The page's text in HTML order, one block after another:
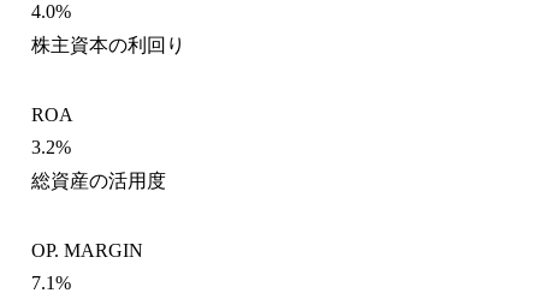
4.0%
株主資本の利回り
ROA
3.2%
総資産の活用度
OP. MARGIN
7.1%